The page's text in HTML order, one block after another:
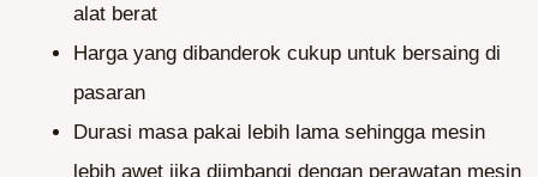
alat berat
Harga yang dibanderok cukup untuk bersaing di
pasaran
Durasi masa pakai lebih lama sehingga mesin
lebih awet jika diimbangi dengan perawatan mesin